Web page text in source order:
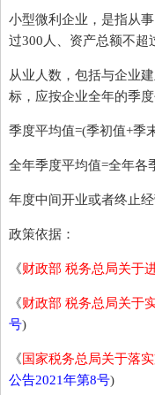
小型微利企业，是指从
过300人、资产总额不超
从业人数，包括与企业
标，应按企业全年的季
季度平均值=(季初值+季
全年季度平均值=全年各
年度中间开业或者终止
政策依据：
《财政部 税务总局关于
《财政部 税务总局关于
号)
《 国家税务总局关于落
公告2021年第8号)